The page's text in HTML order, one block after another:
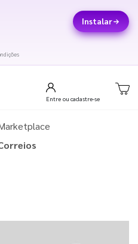
Instalar
Entre ou cadastre-se